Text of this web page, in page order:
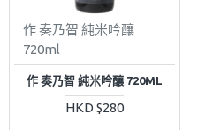
作 奏乃智 純米吟釀
720ml
作 奏乃智 純米吟釀 720ML
HKD $280